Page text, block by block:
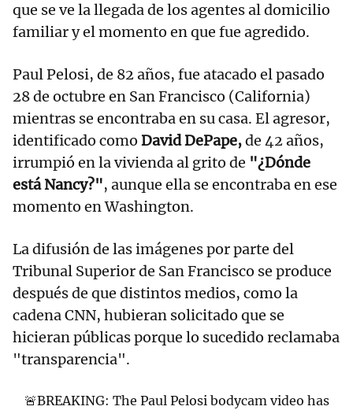
que se ve la llegada de los agentes al domicilio
familiar y el momento en que fue agredido.
Paul Pelosi, de 82 años, fue atacado el pasado
28 de octubre en San Francisco (California)
mientras se encontraba en su casa. El agresor,
identificado como David DePape,de 42 años,
irrumpió en la vivienda al grito de "¿Dónde
está Nancy?", aunque ella se encontraba en ese
momento en Washington.
La difusión de las imágenes por parte del
Tribunal Superior de San Francisco se produce
después de que distintos medios, como la
cadena CNN, hubieran solicitado que se
hicieran públicas porque lo sucedido reclamaba
"transparencia".
🚨BREAKING: The Paul Pelosi bodycam video has